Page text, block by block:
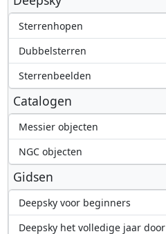
Sterrenhopen
Dubbelsterren
Sterrenbeelden
Catalogen
Messier objecten
NGC objecten
Gidsen
Deepsky voor beginners
Deepsky het volledige jaar door